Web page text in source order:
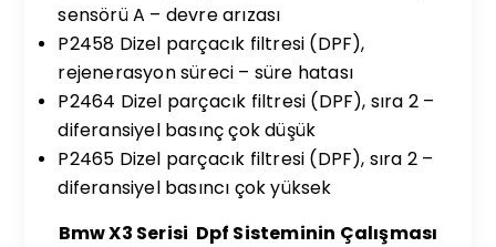
sensörü A – devre arızası
P2458 Dizel parçacık filtresi (DPF),
rejenerasyon süreci – süre hatası
P2464 Dizel parçacık filtresi (DPF), sıra 2 –
diferansiyel basınç çok düşük
P2465 Dizel parçacık filtresi (DPF), sıra 2 –
diferansiyel basıncı çok yüksek
Bmw X3 Serisi Dpf Sisteminin Çalışması